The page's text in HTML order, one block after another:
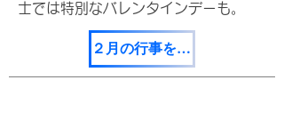
士では特別なバレンタインデーも。
２月の行事を見てみる